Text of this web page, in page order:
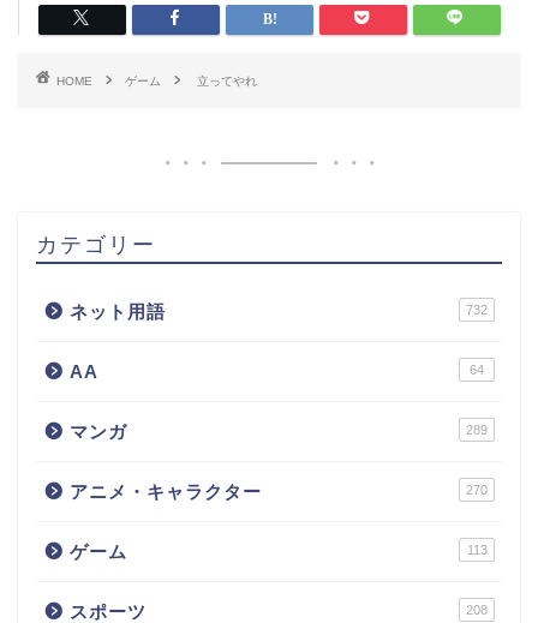
HOME ゲーム 立ってやれ
カテゴリー
ネット用語 732
AA 64
マンガ 289
アニメ・キャラクター 270
ゲーム 113
スポーツ 208